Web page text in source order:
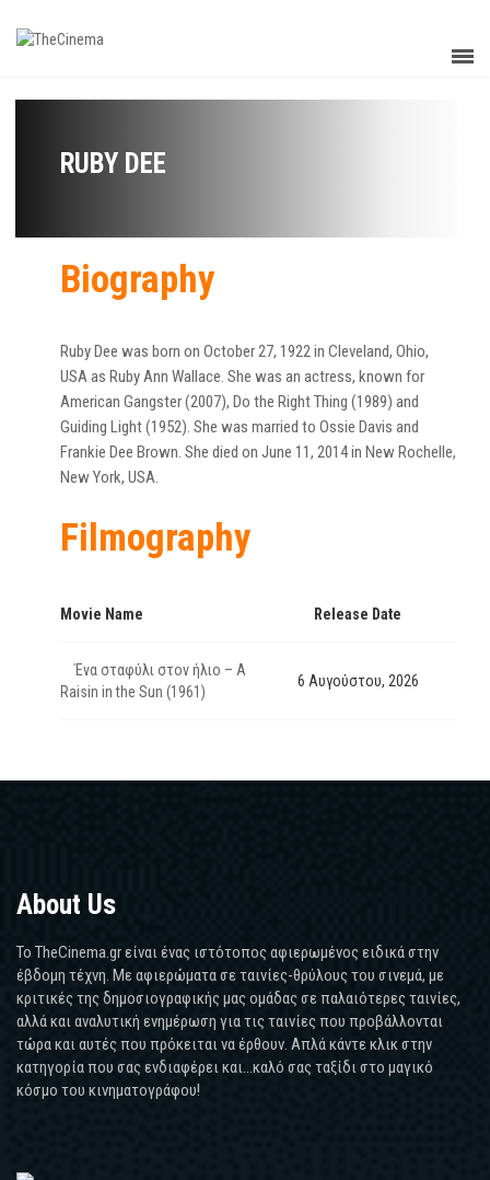
RUBY DEE
Biography
Ruby Dee was born on October 27, 1922 in Cleveland, Ohio,
USA as Ruby Ann Wallace. She was an actress, known for
American Gangster (2007), Do the Right Thing (1989) and
Guiding Light (1952). She was married to Ossie Davis and
Frankie Dee Brown. She died on June 11, 2014 in New Rochelle,
New York, USA.
Filmography
Movie Name Release Date
Ένα σταφύλι στον ήλιο – A
Raisin in the Sun (1961)
6 Αυγούστου, 2026
About Us
Το TheCinema.gr είναι ένας ιστότοπος αφιερωμένος ειδικά στην
έβδομη τέχνη. Με αφιερώματα σε ταινίες-θρύλους του σινεμά, με
κριτικές της δημοσιογραφικής μας ομάδας σε παλαιότερες ταινίες,
αλλά και αναλυτική ενημέρωση για τις ταινίες που προβάλλονται
τώρα και αυτές που πρόκειται να έρθουν. Απλά κάντε κλικ στην
κατηγορία που σας ενδιαφέρει και...καλό σας ταξίδι στο μαγικό
κόσμο του κινηματογράφου!